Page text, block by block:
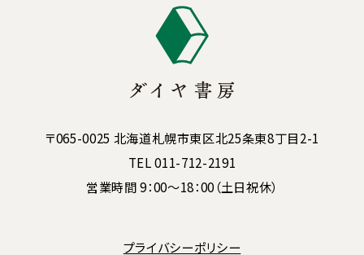
〒065-0025 北海道札幌市東区北25条東8丁目2-1
TEL 011-712-2191
営業時間 9：00～18：00（土日祝休）
プライバシーポリシー